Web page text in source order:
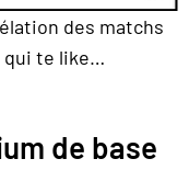
des matchs
qui te like…
de base